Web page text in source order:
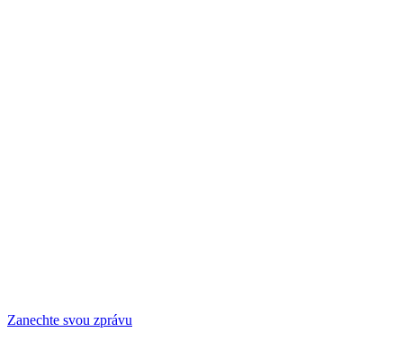
Zanechte svou zprávu